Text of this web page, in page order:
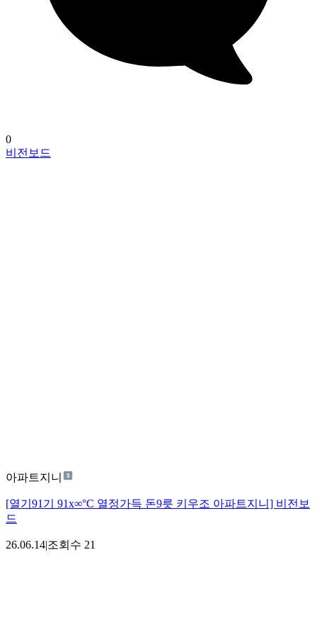
0
비전보드
아파트지니
[열기91기 91x∞°C 열정가득 돈9릇 키우조 아파트지니] 비전보
드
26.06.14|조회수 21